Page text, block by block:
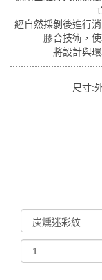
經自然採剝後進行
膠合技術，
將設計與
尺寸: